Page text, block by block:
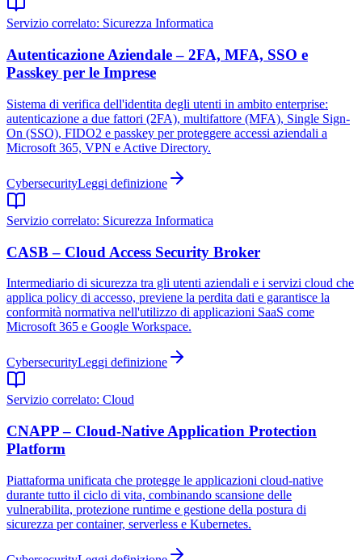
Servizio correlato: Sicurezza Informatica
Autenticazione Aziendale – 2FA, MFA, SSO e
Passkey per le Imprese
Sistema di verifica dell'identita degli utenti in ambito enterprise:
autenticazione a due fattori (2FA), multifattore (MFA), Single Sign-
On (SSO), FIDO2 e passkey per proteggere accessi aziendali a
Microsoft 365, VPN e Active Directory.
CybersecurityLeggi definizione
Servizio correlato: Sicurezza Informatica
CASB – Cloud Access Security Broker
Intermediario di sicurezza tra gli utenti aziendali e i servizi cloud che
applica policy di accesso, previene la perdita dati e garantisce la
conformità normativa nell'utilizzo di applicazioni SaaS come
Microsoft 365 e Google Workspace.
CybersecurityLeggi definizione
Servizio correlato: Cloud
CNAPP – Cloud-Native Application Protection
Platform
Piattaforma unificata che protegge le applicazioni cloud-native
durante tutto il ciclo di vita, combinando scansione delle
vulnerabilita, protezione runtime e gestione della postura di
sicurezza per container, serverless e Kubernetes.